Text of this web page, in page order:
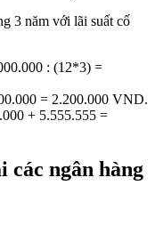
3 năm với lãi suất cố
: (12*3) =
= 2.200.000 VND.
+ 5.555.555 =
ngân hàng